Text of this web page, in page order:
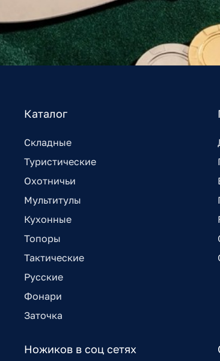
Каталог
Складные
Туристические
Охотничьи
Мультитулы
Кухонные
Топоры
Тактические
Русские
Фонари
Заточка
Ножиков в соц сетях